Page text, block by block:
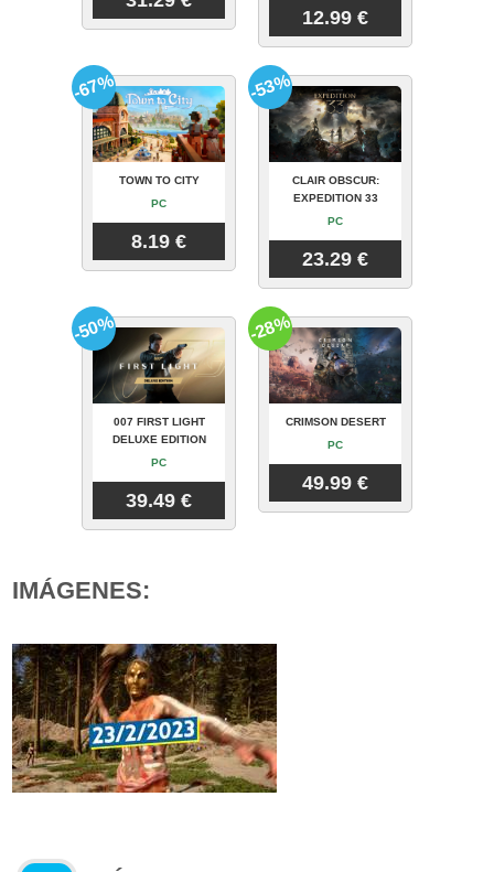
12.99 €
TOWN TO CITY
PC
8.19 €
-67%
CLAIR OBSCUR:
EXPEDITION 33
PC
23.29 €
-53%
007 FIRST LIGHT
DELUXE EDITION
PC
39.49 €
-50%
CRIMSON DESERT
PC
49.99 €
-28%
IMÁGENES: